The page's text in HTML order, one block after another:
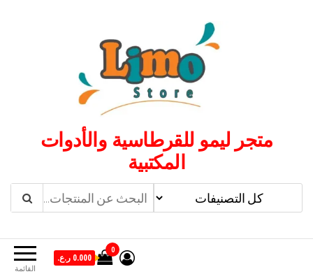
متجر ليمو للقرطاسية والأدوات
المكتبية
القائمة
0
0.000 ر.ع.